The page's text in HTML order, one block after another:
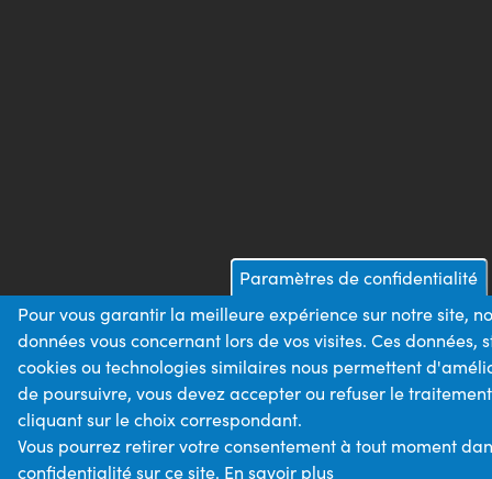
Paramètres de confidentialité
Pour vous garantir la meilleure expérience sur notre site,
données vous concernant lors de vos visites. Ces données,
cookies ou technologies similaires nous permettent
de poursuivre, vous devez accepter ou refuser le
cliquant sur le choix correspondant.
Vous pourrez retirer votre consentement à tout moment
confidentialité sur ce site. En savoir plus